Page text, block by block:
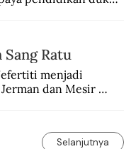
Ratu
menjadi
dan Mesir
Selanjutnya